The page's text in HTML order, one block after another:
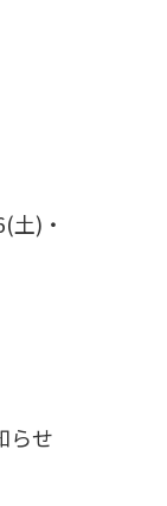
土)・
らせ